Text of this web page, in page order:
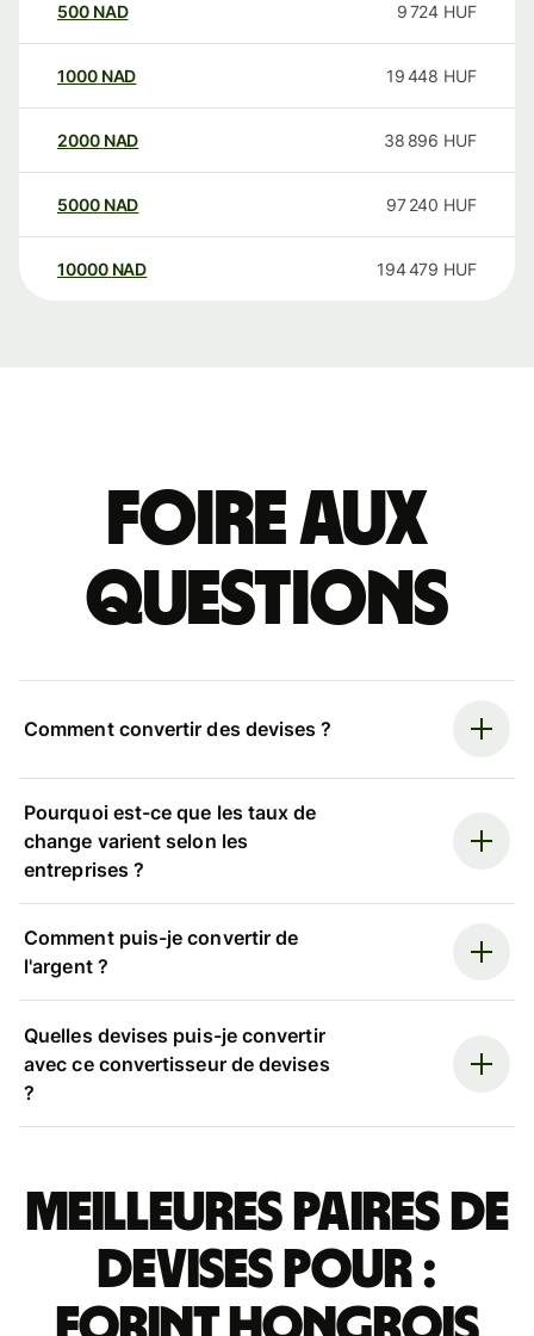
500 NAD 9 724 HUF
1000 NAD 19 448 HUF
2000 NAD 38 896 HUF
5000 NAD 97 240 HUF
10000 NAD 194 479 HUF
Foire aux
questions
Comment convertir des devises ?
Pourquoi est-ce que les taux de
change varient selon les
entreprises ?
Comment puis-je convertir de
l'argent ?
Quelles devises puis-je convertir
avec ce convertisseur de devises
?
Meilleures paires de
devises pour :